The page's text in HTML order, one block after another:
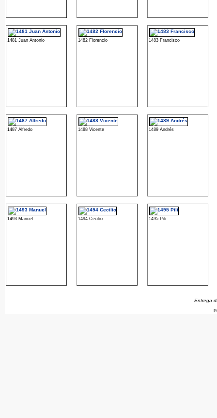
1481 Juan Antonio 1482 Florencio 1483 Francisco
1487 Alfredo 1488 Vicente 1489 Andrés
1493 Manuel 1494 Cecilio 1495 Pili
Entrega